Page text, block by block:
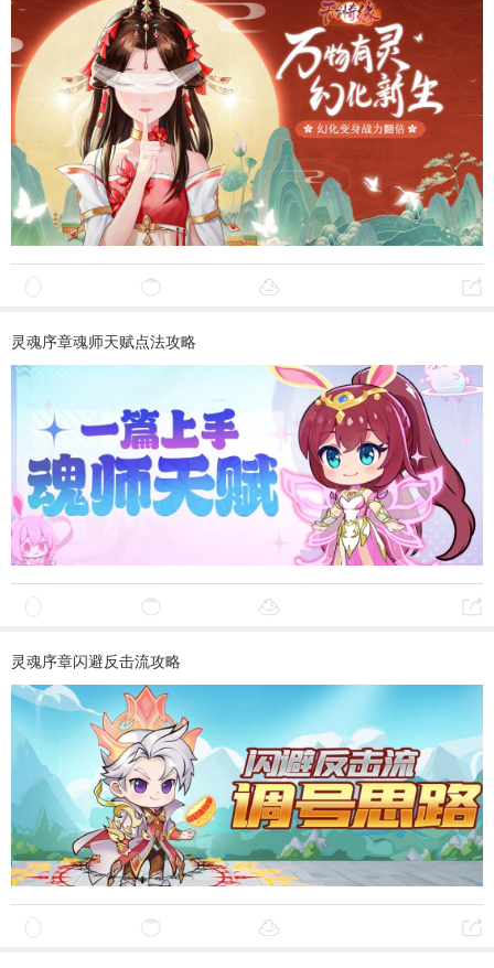
灵魂序章魂师天赋点法攻略
灵魂序章闪避反击流攻略